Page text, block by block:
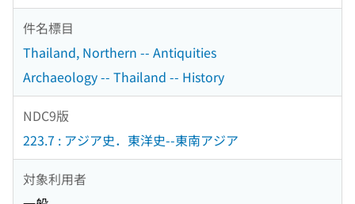
件名標目
Thailand, Northern -- Antiquities
Archaeology -- Thailand -- History
NDC9版
223.7 : アジア史．東洋史--東南アジア
対象利用者